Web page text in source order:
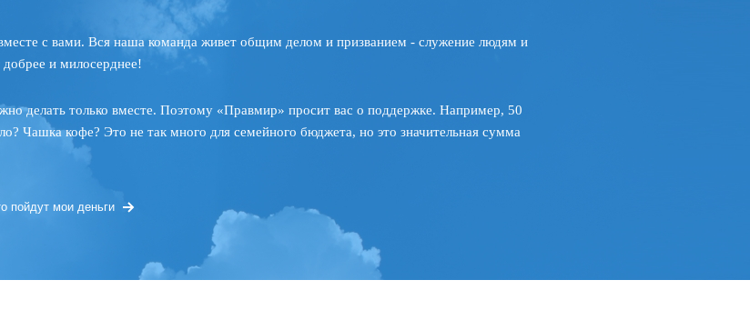
с вами. Вся наша команда живет общим делом и призванием - служение людям и
и милосерднее!
делать только вместе. Поэтому «Правмир» просит вас о поддержке. Например, 50
Чашка кофе? Это не так много для семейного бюджета, но это значительная сумма
пойдут мои деньги